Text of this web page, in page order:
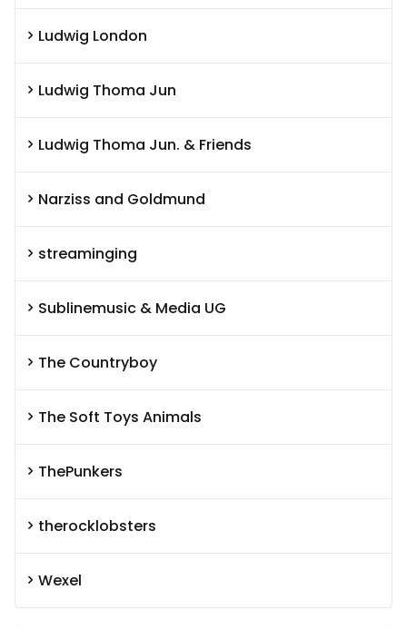
Ludwig London
Ludwig Thoma Jun
Ludwig Thoma Jun. & Friends
Narziss and Goldmund
streaminging
Sublinemusic & Media UG
The Countryboy
The Soft Toys Animals
ThePunkers
therocklobsters
Wexel